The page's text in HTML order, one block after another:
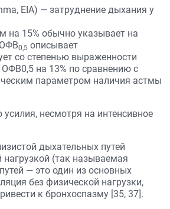
EIA) — затруднение дыхания у
на 15% обычно указывает на
0,5 описывает
со степенью выраженности
на 13% по сравнению с
параметром наличия астмы
несмотря на интенсивное
дыхательных путей
нагрузкой (так называемая
— это один из основных
без физической нагрузки,
к бронхоспазму [35, 37].